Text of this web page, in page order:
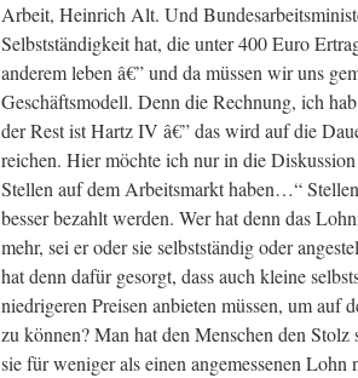
Arbeit, Heinrich Alt. Und
Selbstständigkeit hat, die unter 400 Euro
anderem leben â€” und da müssen wir uns
Geschäftsmodell. Denn die Rechnung, ich
der Rest ist Hartz IV â€” das wird auf die
reichen. Hier möchte ich nur in die
Stellen auf dem Arbeitsmarkt haben…“
besser bezahlt werden. Wer hat denn das
mehr, sei er oder sie selbstständig oder
hat denn dafür gesorgt, dass auch kleine
niedrigeren Preisen anbieten müssen, um auf
zu können? Man hat den Menschen den Stolz
sie für weniger als einen angemessenen